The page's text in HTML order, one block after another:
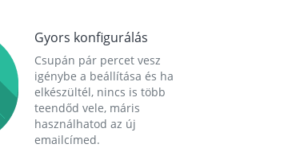
Gyors konfigurálás
Csupán pár percet vesz
igénybe a beállítása és ha
elkészültél, nincs is több
teendőd vele, máris
használhatod az új
emailcímed.